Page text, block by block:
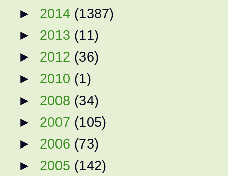
► 2014 (1387)
► 2013 (11)
► 2012 (36)
► 2010 (1)
► 2008 (34)
► 2007 (105)
► 2006 (73)
► 2005 (142)